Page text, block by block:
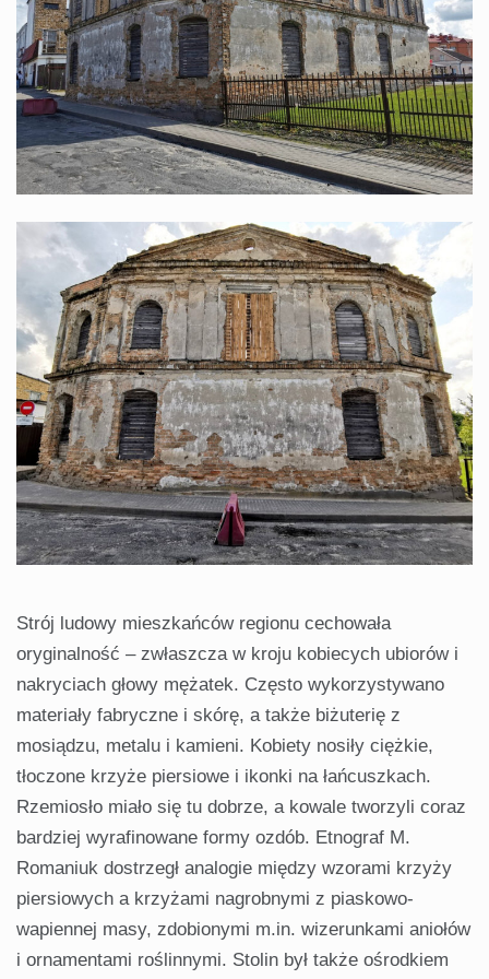
Strój ludowy mieszkańców regionu cechowała
oryginalność – zwłaszcza w kroju kobiecych ubiorów i
nakryciach głowy mężatek. Często wykorzystywano
materiały fabryczne i skórę, a także biżuterię z
mosiądzu, metalu i kamieni. Kobiety nosiły ciężkie,
tłoczone krzyże piersiowe i ikonki na łańcuszkach.
Rzemiosło miało się tu dobrze, a kowale tworzyli coraz
bardziej wyrafinowane formy ozdób. Etnograf M.
Romaniuk dostrzegł analogie między wzorami krzyży
piersiowych a krzyżami nagrobnymi z piaskowo-
wapiennej masy, zdobionymi m.in. wizerunkami aniołów
i ornamentami roślinnymi. Stolin był także ośrodkiem